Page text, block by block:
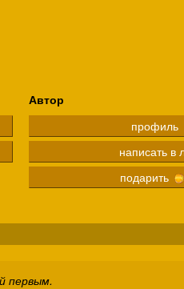
Автор
профиль
написать в
подарить
первым.